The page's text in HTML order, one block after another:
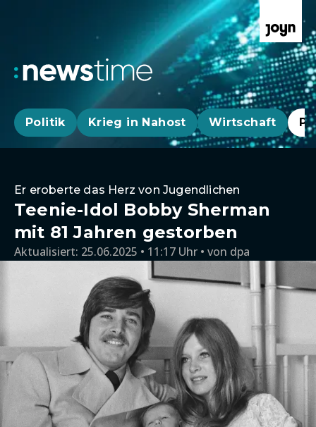
Politik Krieg in Nahost Wirtschaft
Er eroberte das Herz von Jugendlichen
Teenie-Idol Bobby Sherman
mit 81 Jahren gestorben
Aktualisiert: 25.06.2025 • 11:17 Uhr von dpa